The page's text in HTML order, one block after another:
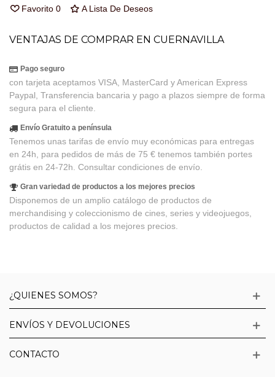
Favorito 0 A Lista De Deseos
VENTAJAS DE COMPRAR EN CUERNAVILLA
Pago seguro
con tarjeta aceptamos VISA, MasterCard y American Express
Paypal, Transferencia bancaria y pago a plazos siempre de forma
segura para el cliente.
Envío Gratuito a península
Tenemos unas tarifas de envío muy económicas para entregas
en 24h, para pedidos de más de 75 € tenemos también portes
grátis en 24-72h. Consultar condiciones de envío.
Gran variedad de productos a los mejores precios
Disponemos de un amplio catálogo de productos de
merchandising y coleccionismo de cines, series y videojuegos,
productos de calidad a los mejores precios.
¿QUIENES SOMOS?
ENVÍOS Y DEVOLUCIONES
CONTACTO